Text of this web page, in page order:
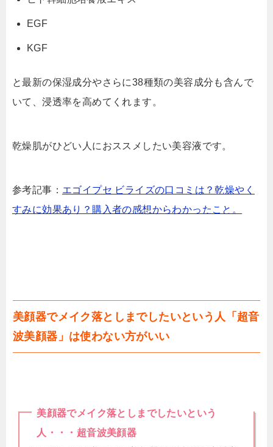
EGF
KGF
と最新の保湿成分やさらに38種類の美容成分も含んで
いて、浸透率を高めてくれます。
乾燥肌がひどい人におススメしたい美容液です。
参考記事： エゴイプセ ビライズの口コミは？乾燥やく
すみに効果あり？購入者の感想からわかったこと。
美顔器でメイク落としまでしたいという人「超音
波美顔器」は使わない方がいい
美顔器でメイク落としまでしたいという
人・・・超音波美顔器